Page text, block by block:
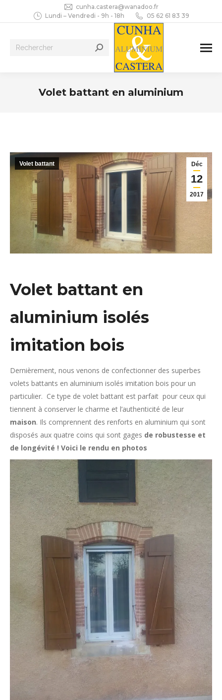
cunha.castera@wanadoo.fr
Lundi – Vendredi - 9h - 18h
05 62 61 83 39
Recherche
Volet battant en aluminium
Déc
12
2017
Volet battant
Volet battant en
aluminium isolés
imitation bois
Dernièrement, nous venons de confectionner des superbes
volets battants en aluminium isolés imitation bois pour un
particulier. Ce type de volet battant est parfait pour ceux qui
tiennent à conserver le charme et l’authenticité de leur
maison. Ils comprennent des renforts en aluminium qui sont
disposés aux quatre coins qui sont gages de robustesse et
de longévité ! Voici le rendu en photos